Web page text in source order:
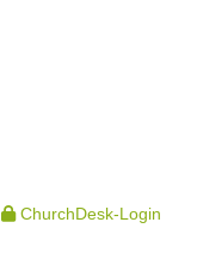
ChurchDesk-Login